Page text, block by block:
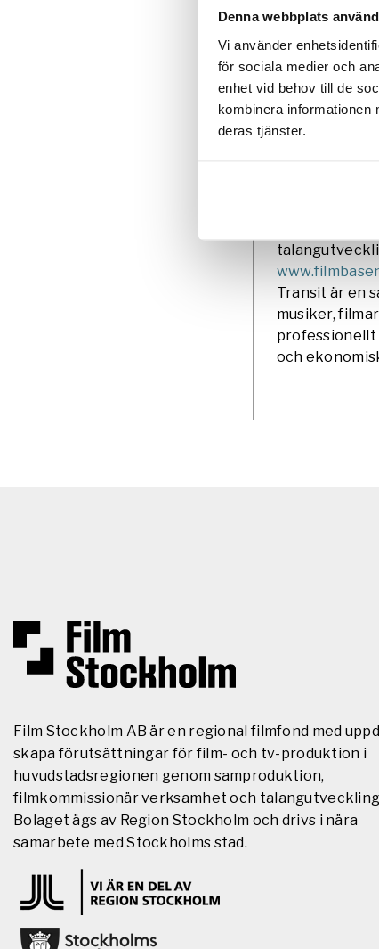
Denna webbplats
Vi använder
för sociala medier och
enhet vid behov till de
kombinera informationen
deras tjänster.
Robin
Robin
Stockholm.
omänskliga
mänsklig och
https://
Transit är en
musiker,
professionellt
och
Film Stockholm AB är en regional filmfond med
skapa förutsättningar för film- och tv-produktion i
huvudstadsregionen genom samproduktion,
filmkommissionär verksamhet och
Bolaget ägs av Region Stockholm och drivs i nära
samarbete med Stockholms stad.